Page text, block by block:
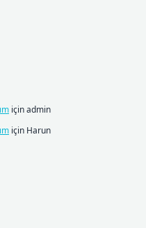
içinadmin
için Harun